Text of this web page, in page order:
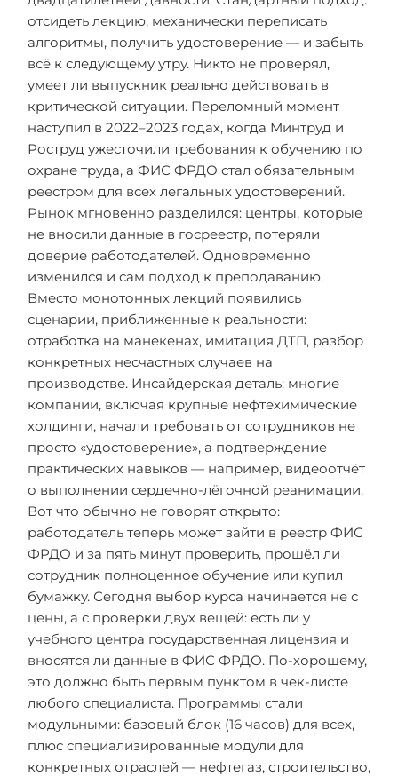
отсидеть лекцию, механически переписать
алгоритмы, получить удостоверение — и забыть
всё к следующему утру. Никто не проверял,
умеет ли выпускник реально действовать в
критической ситуации. Переломный момент
наступил в 2022–2023 годах, когда Минтруд и
Роструд ужесточили требования к обучению по
охране труда, а ФИС ФРДО стал обязательным
реестром для всех легальных удостоверений.
Рынок мгновенно разделился: центры, которые
не вносили данные в госреестр, потеряли
доверие работодателей. Одновременно
изменился и сам подход к преподаванию.
Вместо монотонных лекций появились
сценарии, приближенные к реальности:
отработка на манекенах, имитация ДТП, разбор
конкретных несчастных случаев на
производстве. Инсайдерская деталь: многие
компании, включая крупные нефтехимические
холдинги, начали требовать от сотрудников не
просто «удостоверение», а подтверждение
практических навыков — например, видеоотчёт
о выполнении сердечно-лёгочной реанимации.
Вот что обычно не говорят открыто:
работодатель теперь может зайти в реестр ФИС
ФРДО и за пять минут проверить, прошёл ли
сотрудник полноценное обучение или купил
бумажку. Сегодня выбор курса начинается не с
цены, а с проверки двух вещей: есть ли у
учебного центра государственная лицензия и
вносятся ли данные в ФИС ФРДО. По-хорошему,
это должно быть первым пунктом в чек-листе
любого специалиста. Программы стали
модульными: базовый блок (16 часов) для всех,
плюс специализированные модули для
конкретных отраслей — нефтегаз, строительство,